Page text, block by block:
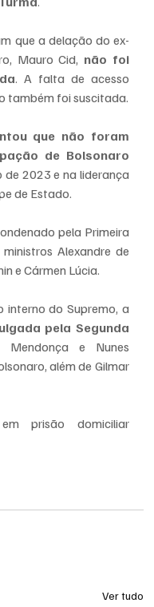
que a delação do ex-
Mauro Cid, não foi
. A falta de acesso
também foi suscitada.
que não foram
de Bolsonaro
2023 e na liderança
de Estado.
pela Primeira
Alexandre de
e Cármen Lúcia.
pela Segunda
e Nunes
além de Gilmar
prisão domiciliar
Ver tudo